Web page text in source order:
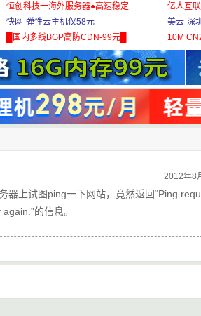
恒创科技一海外服务器●高速稳定
快网-弹性云主机仅58元
█国内多线BGP高防CDN-99元█
亿人互
美云-深
10M
2012年8
器上试图ping一下网站，竟然返回“Ping
的信息。